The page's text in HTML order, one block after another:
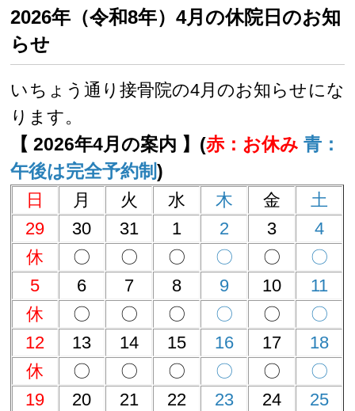
2026年（令和8年）4月の休院日のお知
らせ
いちょう通り接骨院の4月のお知らせにな
ります。
【 2026年4月の案内 】(赤：お休み 青：
午後は完全予約制)
日 月 火 水 木 金
土
29
30 31 1 2 3
4
休
〇 〇 〇 〇 〇
〇
5
6 7 8 9 10
11
休
〇 〇 〇 〇 〇
〇
12
13 14 15 16 17
18
休
〇 〇 〇 〇 〇
〇
19
20 21 22 23 24
25